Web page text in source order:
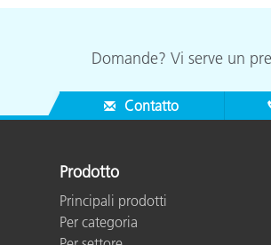
Domande? Vi serve un
Contatto
Prodotto
Principali prodotti
Per categoria